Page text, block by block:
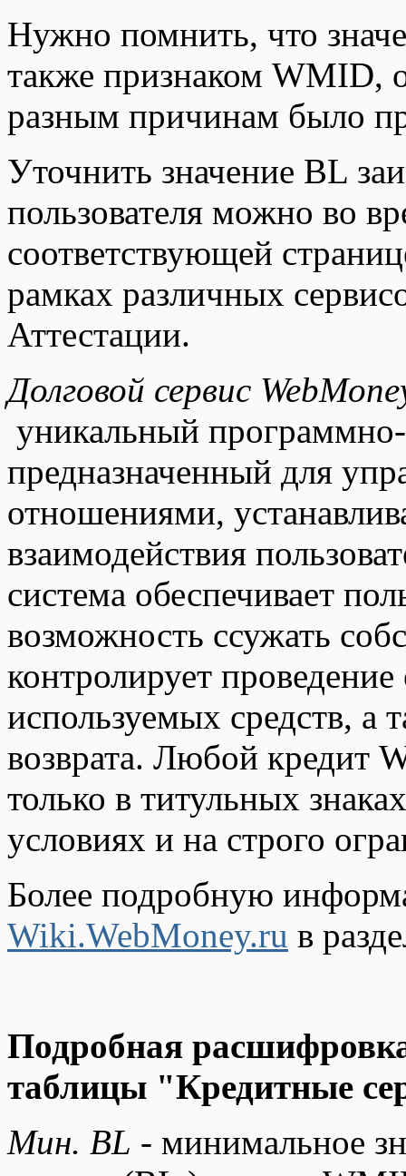
Нужно помнить, что
также признаком WMID,
разным причинам было
Уточнить значение BL
пользователя можно во
соответствующей
рамках различных
Аттестации.
Долговой сервис
уникальный
предназначенный для
отношениями,
взаимодействия
система обеспечивает
возможность ссужать
контролирует
используемых средств, а
возврата. Любой кредит
только в титульных
условиях и на строго
Более подробную
Wiki.WebMoney.ru в
Подробная
таблицы "Кредитные
Мин. BL - минимальное